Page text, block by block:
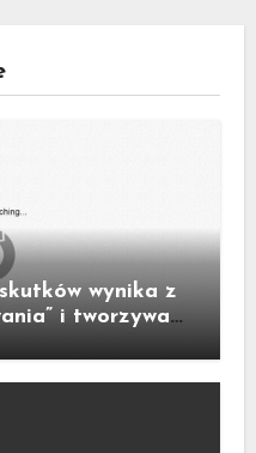
wynika z
i tworzywa